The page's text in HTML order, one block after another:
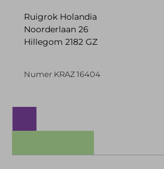
Ruigrok Holandia
Noorderlaan 26
Hillegom 2182 GZ
Numer KRAZ 16404